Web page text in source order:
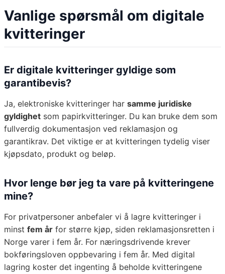
Vanlige spørsmål om digitale
kvitteringer
Er digitale kvitteringer gyldige som
garantibevis?
Ja, elektroniske kvitteringer har samme juridiske
gyldighet som papirkvitteringer. Du kan bruke dem som
fullverdig dokumentasjon ved reklamasjon og
garantikrav. Det viktige er at kvitteringen tydelig viser
kjøpsdato, produkt og beløp.
Hvor lenge bør jeg ta vare på kvitteringene
mine?
For privatpersoner anbefaler vi å lagre kvitteringer i
minst fem år for større kjøp, siden reklamasjonsretten i
Norge varer i fem år. For næringsdrivende krever
bokføringsloven oppbevaring i fem år. Med digital
lagring koster det ingenting å beholde kvitteringene